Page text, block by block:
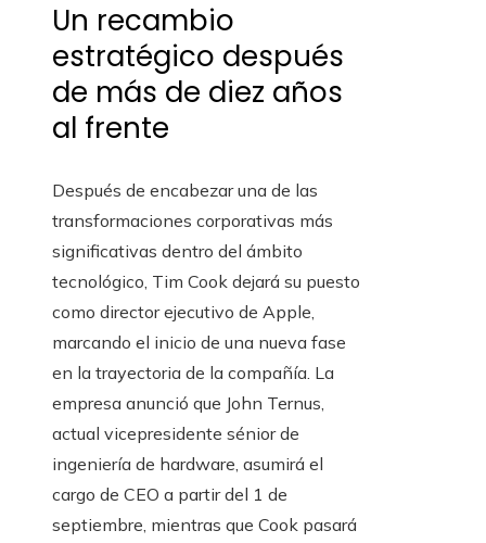
Un recambio
estratégico después
de más de diez años
al frente
Después de encabezar una de las
transformaciones corporativas más
significativas dentro del ámbito
tecnológico, Tim Cook dejará su puesto
como director ejecutivo de Apple,
marcando el inicio de una nueva fase
en la trayectoria de la compañía. La
empresa anunció que John Ternus,
actual vicepresidente sénior de
ingeniería de hardware, asumirá el
cargo de CEO a partir del 1 de
septiembre, mientras que Cook pasará